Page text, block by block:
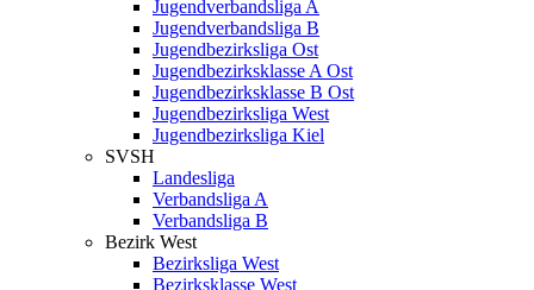
Jugendverbandsliga A
Jugendverbandsliga B
Jugendbezirksliga Ost
Jugendbezirksklasse A Ost
Jugendbezirksklasse B Ost
Jugendbezirksliga West
Jugendbezirksliga Kiel
SVSH
Landesliga
Verbandsliga A
Verbandsliga B
Bezirk West
Bezirksliga West
Bezirksklasse West